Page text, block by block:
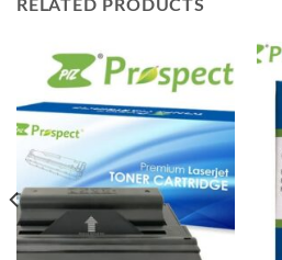
RELATED PRODUCTS